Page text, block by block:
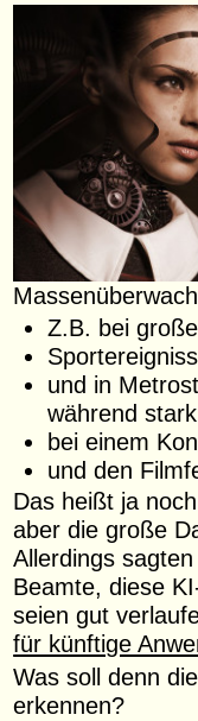
Z.B. bei
und in
während
bei einem
und den
Das heißt ja
aber die große
Allerdings
Beamte, diese
seien gut
für künftige
Was soll denn
erkennen?